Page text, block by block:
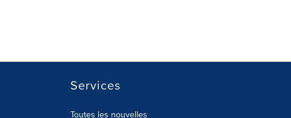
Services
Toutes les nouvelles